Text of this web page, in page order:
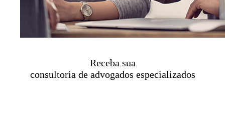
Receba sua
consultoria de advogados especializados